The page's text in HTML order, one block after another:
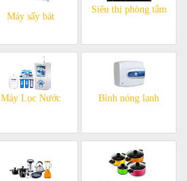
Máy sấy bát
Siêu thị phòng tắm
Máy Lọc Nước Bình nóng lạnh